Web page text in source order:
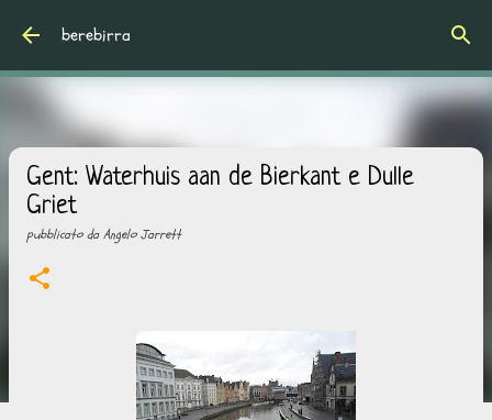
berebirra
Gent: Waterhuis aan de Bierkant e Dulle
Griet
pubblicato daAngelo Jarrett